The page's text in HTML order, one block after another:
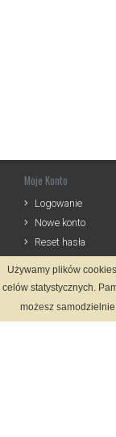
Moje Konto
Logowanie
Nowe konto
Reset hasła
Informacje
Regulamin
Używamy plików
celów statystycznych.
możesz